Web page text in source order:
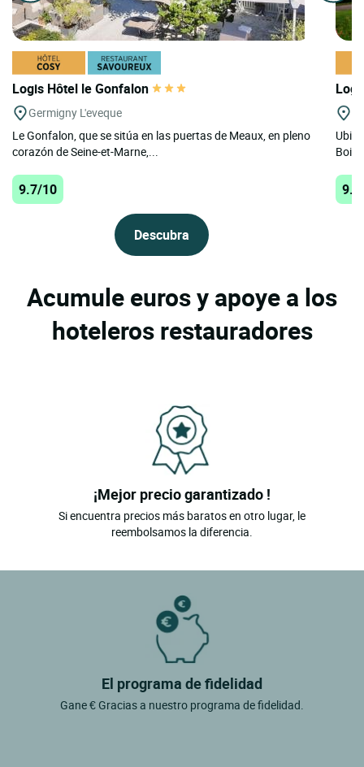
Logis Hôtel le Gonfalon
Germigny L'eveque
Le Gonfalon, que se sitúa en las puertas de Meaux, en pleno
corazón de Seine-et-Marne,...
9.7/10
Descubra
Bois,
Acumule euros y apoye a los
hoteleros restauradores
¡Mejor precio garantizado !
Si encuentra precios más baratos en otro lugar, le
reembolsamos la diferencia.
El programa de fidelidad
Gane € Gracias a nuestro programa de fidelidad.